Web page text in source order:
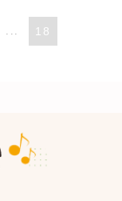
... 18